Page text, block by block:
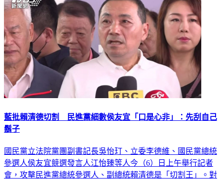
藍批賴清德切割 民進黨細數侯友宜「口是心非」：先刮自己
鬍子
國民黨立法院黨團副書記長吳怡玎、立委李德維、國民黨總統
參選人侯友宜競選發言人江怡臻等人今（6）日上午舉行記者
會，攻擊民進黨總統參選人、副總統賴清德是「切割王」。對